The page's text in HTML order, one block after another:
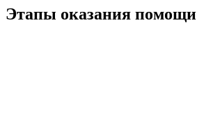
Этапы оказания помощи